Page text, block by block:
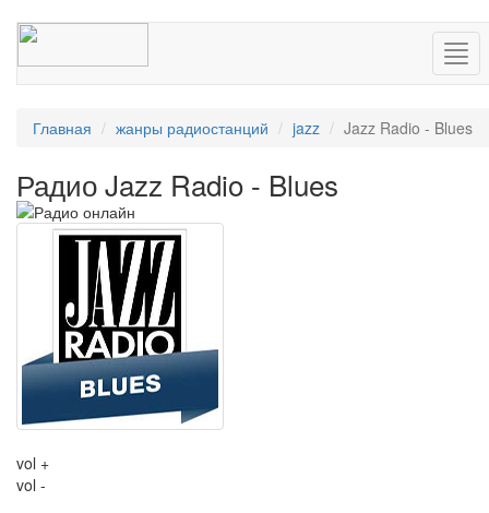
Главная жанры радиостанций jazz Jazz Radio - Blues
Радио Jazz Radio - Blues
vol +
vol -